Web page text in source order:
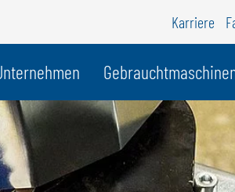
Karriere